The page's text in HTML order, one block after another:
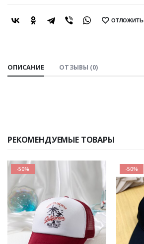
SHARE: ОТЛОЖИТЬ
ОПИСАНИЕ ОТЗЫВЫ (0)
РЕКОМЕНДУЕМЫЕ ТОВАРЫ
-50% -50%